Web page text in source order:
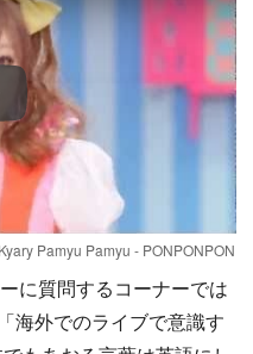
Pamyu Pamyu - PONPONPON
に質問するコーナーでは
海外でのライブで意識す